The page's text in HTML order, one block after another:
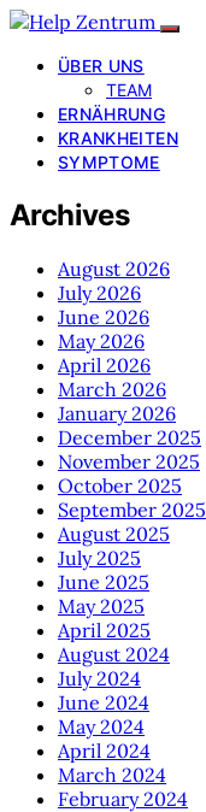
ÜBER UNS
TEAM
ERNÄHRUNG
KRANKHEITEN
SYMPTOME
Archives
August 2026
July 2026
June 2026
May 2026
April 2026
March 2026
January 2026
December 2025
November 2025
October 2025
September 2025
August 2025
July 2025
June 2025
May 2025
April 2025
August 2024
July 2024
June 2024
May 2024
April 2024
March 2024
February 2024